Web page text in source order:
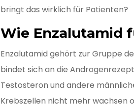
bringt das wirklich für Patienten?
Wie Enzalutamid
Enzalutamid gehört zur Gruppe
bindet sich an die
Testosteron und andere
Krebszellen nicht mehr wachsen